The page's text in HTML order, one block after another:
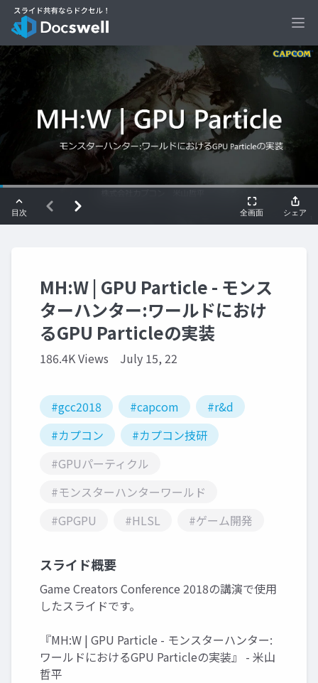
MH:W | GPU Particle - モンス
ターハンター:ワールドにおけ
るGPU Particleの実装
186.4K Views July 15, 22
#gcc2018 #capcom
#r&d
#カプコン
#カプコン技研
#GPUパーティクル
#モンスターハンターワールド
#GPGPU
#HLSL #ゲーム開発
スライド概要
Game Creators Conference 2018の講演で使用
したスライドです。
『MH:W | GPU Particle - モンスターハンター:
ワールドにおけるGPU Particleの実装』 - 米山
哲平